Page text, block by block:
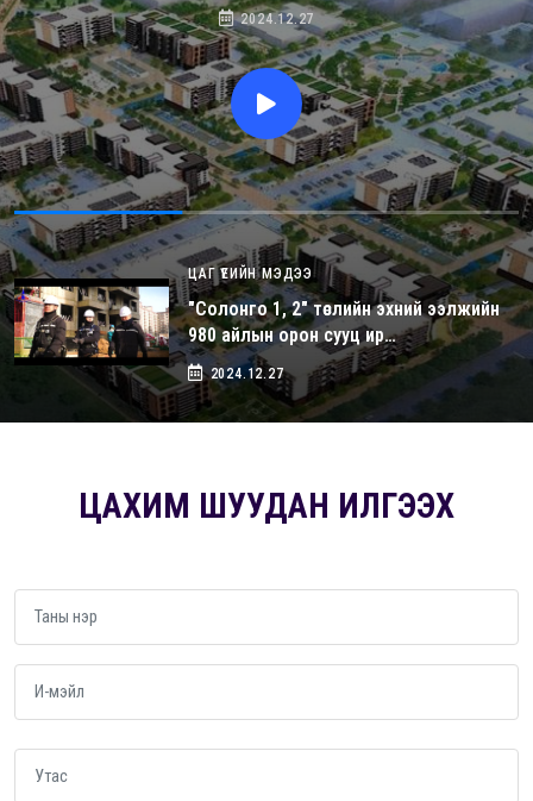
2024.12.27
ЦАГ ҮЕИЙН МЭДЭЭ
"Солонго 1, 2" төслийн эхний ээлжийн
980 айлын орон сууц ир…
2024.12.27
ЦАХИМ ШУУДАН ИЛГЭЭХ